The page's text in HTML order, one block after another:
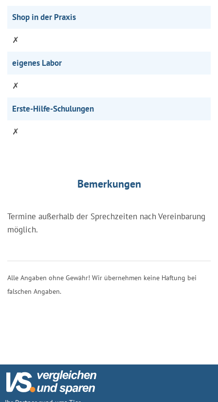
Shop in der Praxis
✗
eigenes Labor
✗
Erste-Hilfe-Schulungen
✗
Bemerkungen
Termine außerhalb der Sprechzeiten nach Vereinbarung
möglich.
Alle Angaben ohne Gewähr! Wir übernehmen keine Haftung bei
falschen Angaben.